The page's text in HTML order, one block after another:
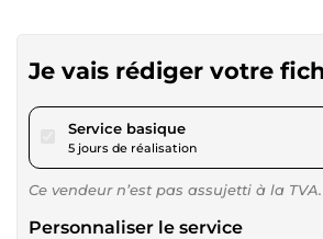
Je vais rédiger votre
Service basiquepour 28,87 $US
5 jours de réalisation
Ce vendeur n’est pas assujetti à la TVA.
Personnaliser le service